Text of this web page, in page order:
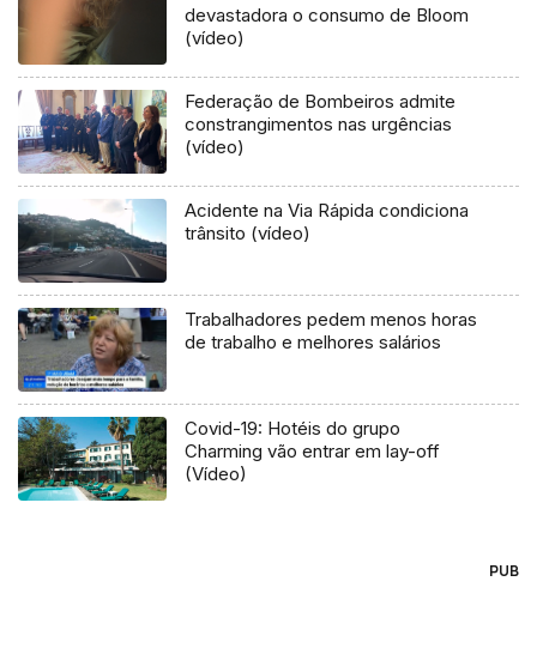
devastadora o consumo de Bloom
(vídeo)
Federação de Bombeiros admite
constrangimentos nas urgências
(vídeo)
Acidente na Via Rápida condiciona
trânsito (vídeo)
Trabalhadores pedem menos horas
de trabalho e melhores salários
Covid-19: Hotéis do grupo
Charming vão entrar em lay-off
(Vídeo)
PUB